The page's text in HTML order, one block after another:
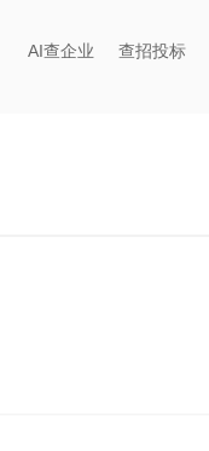
AI查企业 查招投标